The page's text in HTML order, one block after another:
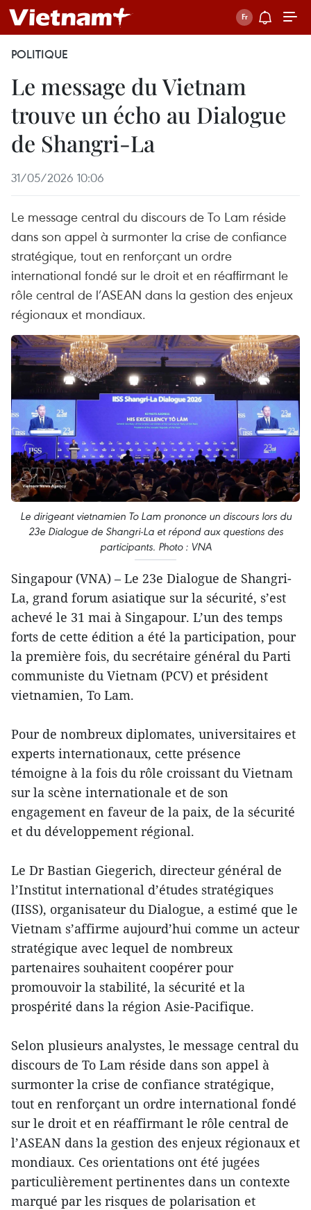
POLITIQUE
Le message du Vietnam
trouve un écho au Dialogue
de Shangri-La
31/05/2026 10:06
Le message central du discours de To Lam réside
dans son appel à surmonter la crise de confiance
stratégique, tout en renforçant un ordre
international fondé sur le droit et en réaffirmant le
rôle central de l’ASEAN dans la gestion des enjeux
régionaux et mondiaux.
Le dirigeant vietnamien To Lam prononce un discours lors du
23e Dialogue de Shangri-La et répond aux questions des
participants. Photo : VNA
Singapour (VNA) – Le 23e Dialogue de Shangri-
La, grand forum asiatique sur la sécurité, s’est
achevé le 31 mai à Singapour. L’un des temps
forts de cette édition a été la participation, pour
la première fois, du secrétaire général du Parti
communiste du Vietnam (PCV) et président
vietnamien, To Lam.
Pour de nombreux diplomates, universitaires et
experts internationaux, cette présence
témoigne à la fois du rôle croissant du Vietnam
sur la scène internationale et de son
engagement en faveur de la paix, de la sécurité
et du développement régional.
Le Dr Bastian Giegerich, directeur général de
l’Institut international d’études stratégiques
(IISS), organisateur du Dialogue, a estimé que le
Vietnam s’affirme aujourd’hui comme un acteur
stratégique avec lequel de nombreux
partenaires souhaitent coopérer pour
promouvoir la stabilité, la sécurité et la
prospérité dans la région Asie-Pacifique.
Selon plusieurs analystes, le message central du
discours de To Lam réside dans son appel à
surmonter la crise de confiance stratégique,
tout en renforçant un ordre international fondé
sur le droit et en réaffirmant le rôle central de
l’ASEAN dans la gestion des enjeux régionaux et
mondiaux. Ces orientations ont été jugées
particulièrement pertinentes dans un contexte
marqué par les risques de polarisation et